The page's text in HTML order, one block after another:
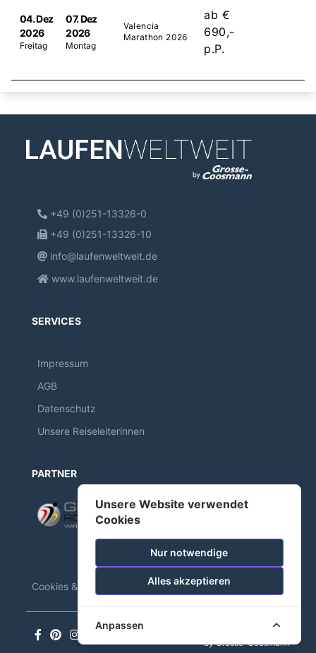
04. Dez
2026
Freitag
07. Dez
2026
Montag
Valencia
Marathon 2026
ab €
690,-
p.P.
+49 (0)251-13326-0
+49 (0)251-13326-10
info@laufenweltweit.de
www.laufenweltweit.de
SERVICES
Impressum
AGB
Datenschutz
Unsere Reiseleiterinnen
PARTNER
Cookies & Tracking
by Grosse-Coosmann
Unsere Website verwendet
Cookies
Nur notwendige
Alles akzeptieren
Anpassen